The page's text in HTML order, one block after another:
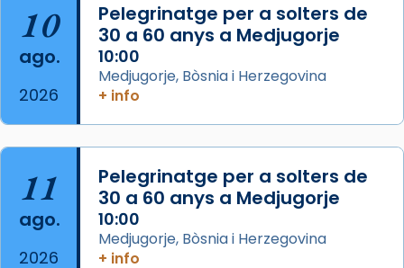
de Barcelona.
2 weeks ago
Aquest dilluns, 27 de juliol, ha tingut lloc la
missa d’acció de gràcies en agraïment al
comitè organitzador de la visita apostòlica
del Sant Pare Lleó XIV a Barcelona, i als
col·laboradors, a la Catedral de Barcelona.
L’arquebisbe de Barcelona, el cardenal Joan
Josep Omella, ha presidit la missa i l’ha
concelebrat el bisbe auxiliar de Barcelona,
Mons. David Abadías.
10
ago.
2026
Pelegrinatge per a solters de
30 a 60 anys a Medjugorje
10:00
Medjugorje, Bòsnia i Herzegovina
+ info
11
ago.
2026
Pelegrinatge per a solters de
30 a 60 anys a Medjugorje
10:00
Medjugorje, Bòsnia i Herzegovina
+ info